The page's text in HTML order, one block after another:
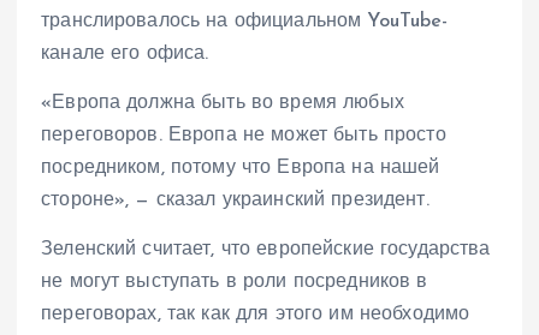
транслировалось на официальном YouTube-
канале его офиса.
«Европа должна быть во время любых
переговоров. Европа не может быть просто
посредником, потому что Европа на нашей
стороне», — сказал украинский президент.
Зеленский считает, что европейские государства
не могут выступать в роли посредников в
переговорах, так как для этого им необходимо